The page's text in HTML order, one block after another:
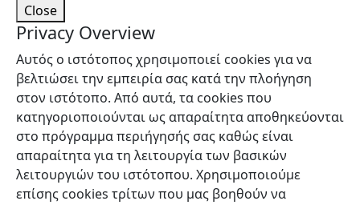
Close
Privacy Overview
Αυτός ο ιστότοπος χρησιμοποιεί cookies για να
βελτιώσει την εμπειρία σας κατά την πλοήγηση
στον ιστότοπο. Από αυτά, τα cookies που
κατηγοριοποιούνται ως απαραίτητα αποθηκεύονται
στο πρόγραμμα περιήγησής σας καθώς είναι
απαραίτητα για τη λειτουργία των βασικών
λειτουργιών του ιστότοπου. Χρησιμοποιούμε
επίσης cookies τρίτων που μας βοηθούν να